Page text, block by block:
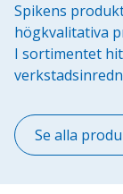
Spikens
högkvalitativa
I sortimentet
Se alla